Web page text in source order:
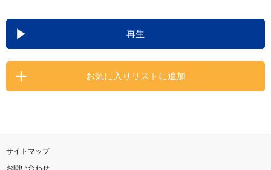
DAMの新曲・ランキングなど
カラオケ最新情報をチェック！
再生
お気に入りリストに追加
サイトマップ
お問い合わせ